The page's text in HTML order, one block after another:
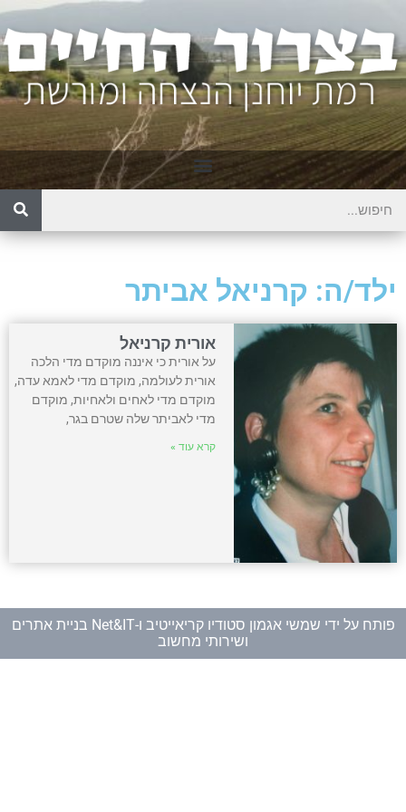
ילד/ה: קרניאל אביתר
אורית קרניאל
על אורית כי איננה מוקדם מדי הלכה
אורית לעולמה, מוקדם מדי לאמא עדה,
מוקדם מדי לאחים ולאחיות, מוקדם
מדי לאביתר שלה שטרם בגר,
קרא עוד »
פותח על ידי שמשי אגמון סטודיו קריאייטיב ו-
Net&IT בניית אתרים
ושירותי מחשוב